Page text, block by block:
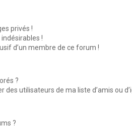
privés !
!
d’un membre de ce forum !
?
utilisateurs de ma liste d’amis ou
?